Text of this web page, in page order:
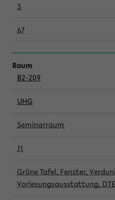
3
67
B2-209
UHG
Seminarraum
11
Grüne Tafel, Fenster,
Vorlesungsausstattung,